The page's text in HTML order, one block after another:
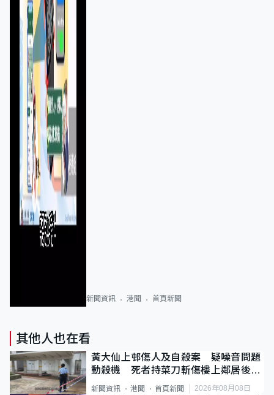
新聞資訊 港聞 首頁新聞
其他人也在看
黃大仙上邨傷人及自殺案 疑噪音問題
動殺機 死者持菜刀斬傷樓上鄰居後墮
斃
新聞資訊 港聞 首頁新聞 2026年08月08日